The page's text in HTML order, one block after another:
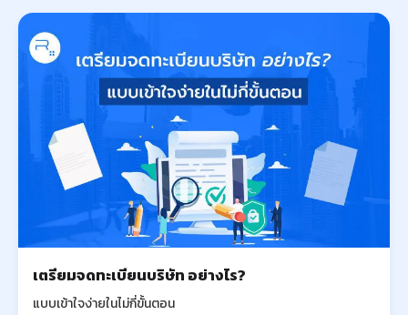
เตรียมจดทะเบียนบริษัท อย่างไร?
แบบเข้าใจง่ายในไม่กี่ขั้นตอน